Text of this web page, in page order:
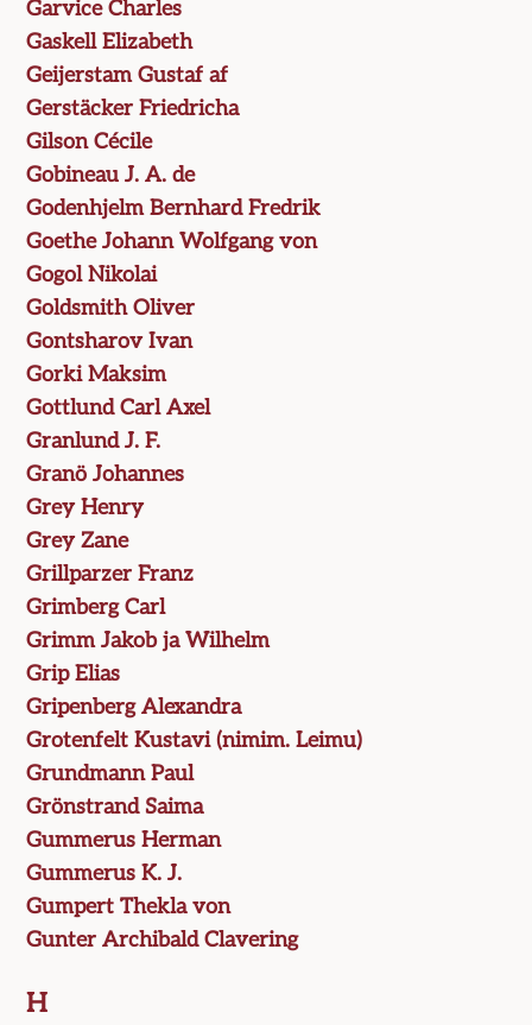
Garvice Charles
Gaskell Elizabeth
Geijerstam Gustaf af
Gerstäcker Friedricha
Gilson Cécile
Gobineau J. A. de
Godenhjelm Bernhard Fredrik
Goethe Johann Wolfgang von
Gogol Nikolai
Goldsmith Oliver
Gontsharov Ivan
Gorki Maksim
Gottlund Carl Axel
Granlund J. F.
Granö Johannes
Grey Henry
Grey Zane
Grillparzer Franz
Grimberg Carl
Grimm Jakob ja Wilhelm
Grip Elias
Gripenberg Alexandra
Grotenfelt Kustavi (nimim. Leimu)
Grundmann Paul
Grönstrand Saima
Gummerus Herman
Gummerus K. J.
Gumpert Thekla von
Gunter Archibald Clavering
H